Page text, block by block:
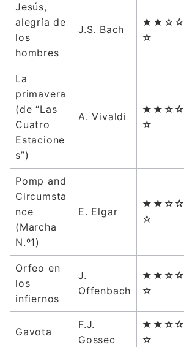
Jesús,
alegría de
los
hombres
J.S. Bach
★★☆☆
☆
La
primavera
(de “Las
Cuatro
Estacione
s”)
A. Vivaldi
★★☆☆
☆
Pomp and
Circumsta
nce
(Marcha
N.º1)
E. Elgar
★★☆☆
☆
Orfeo en
los
infiernos
J.
Offenbach
★★☆☆
☆
Gavota
F.J.
Gossec
★★☆☆
☆